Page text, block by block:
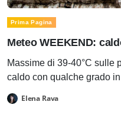
Prima Pagina
Meteo WEEKEND:
Massime di 39-40°C sulle
caldo con qualche grado
Elena Rava